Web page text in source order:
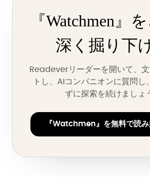
『Watchmen』
深く掘り下
Readeverリーダーを開いて、文
トし、AIコンパニオンに質問し
ずに探索を続けましょ
『Watchmen』を無料で読み